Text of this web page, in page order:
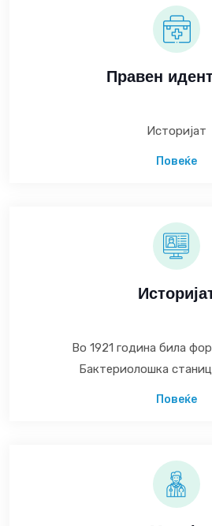
Правен
Историјат
Повеќе
Во 1921 година била
Бактериолошка
Повеќе